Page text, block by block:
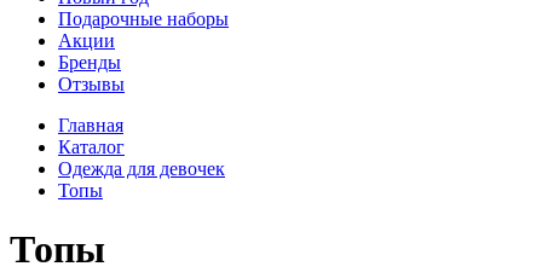
Подарочные наборы
Акции
Бренды
Отзывы
Главная
Каталог
Одежда для девочек
Топы
Топы